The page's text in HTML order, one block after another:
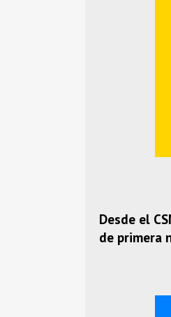
Desde el
de primera